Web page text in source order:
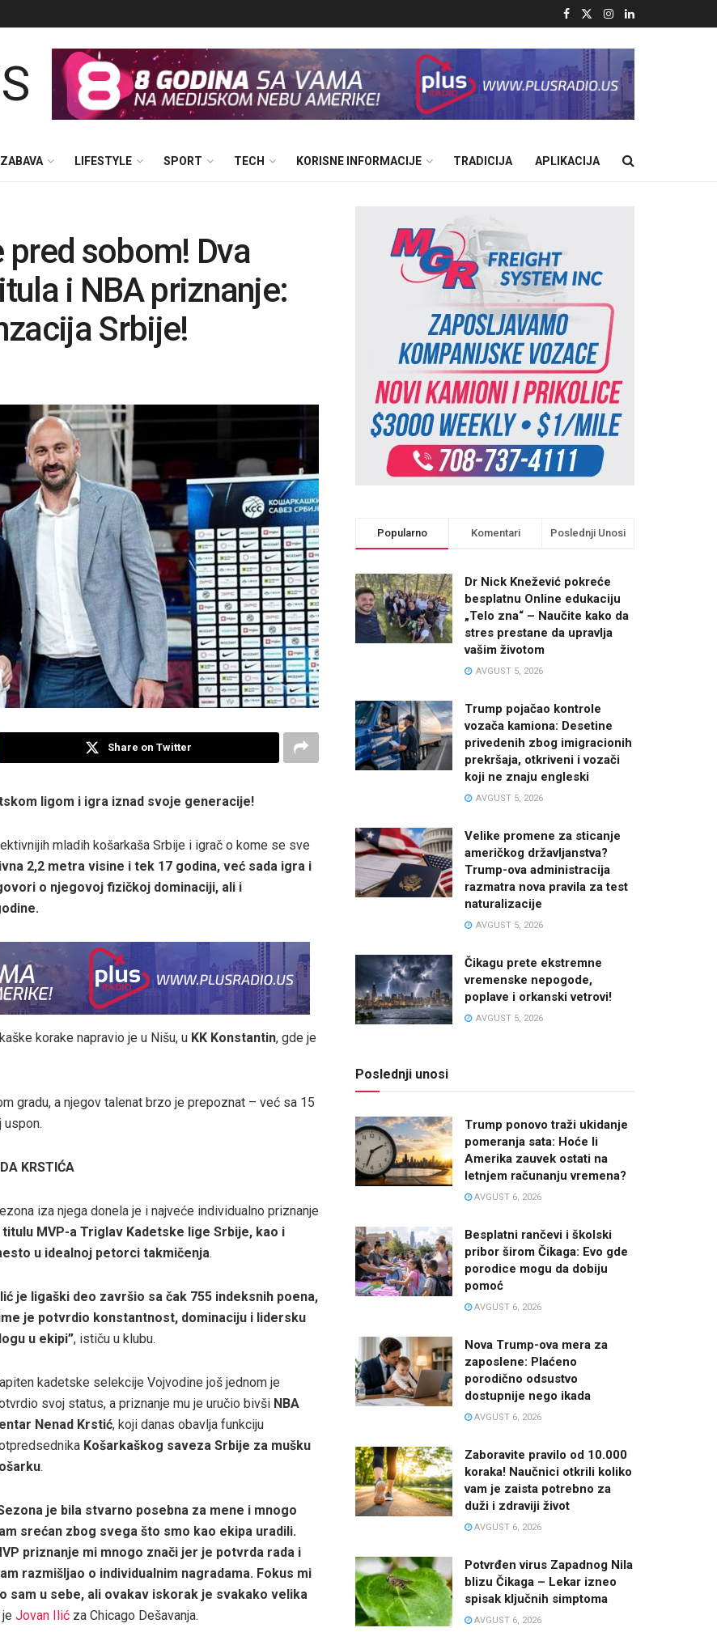
ZABAVA LIFESTYLE SPORT TECH KORISNE INFORMACIJE TRADICIJA APLIKACIJA
pred sobom! Dva
i NBA priznanje:
Srbije!
Share on Twitter
ligom i igra iznad svoje generacije!
mladih košarkaša Srbije i igrač o kome se sve
2,2 metra visine i tek 17 godina, već sada igra i
o njegovoj fizičkoj dominaciji, ali i
korake napravio je u Nišu, u KK Konstantin, gde je
gradu, a njegov talenat brzo je prepoznat – već sa 15
uspon.
KRSTIĆA
iza njega donela je i najveće individualno priznanje
titulu MVP-a Triglav Kadetske lige Srbije, kao i
u idealnoj petorci takmičenja.
je ligaški deo završio sa čak 755 indeksnih poena,
je potvrdio konstantnost, dominaciju i lidersku
u ekipi”, ističu u klubu.
kadetske selekcije Vojvodine još jednom je
svoj status, a priznanje mu je uručio bivši NBA
Nenad Krstić, koji danas obavlja funkciju
Košarkaškog saveza Srbije za mušku
.
je bila stvarno posebna za mene i mnogo
srećan zbog svega što smo kao ekipa uradili.
priznanje mi mnogo znači jer je potvrda rada i
razmišljao o individualnim nagradama. Fokus mi
sam u sebe, ali ovakav iskorak je svakako velika
Jovan Ilić za Chicago Dešavanja.
Popularno Komentari Poslednji Unosi
Dr Nick Knežević pokreće
besplatnu Online edukaciju
„Telo zna“ – Naučite kako da
stres prestane da upravlja
vašim životom
AVGUST 5, 2026
Trump pojačao kontrole
vozača kamiona: Desetine
privedenih zbog imigracionih
prekršaja, otkriveni i vozači
koji ne znaju engleski
AVGUST 5, 2026
Velike promene za sticanje
američkog državljanstva?
Trump-ova administracija
razmatra nova pravila za test
naturalizacije
AVGUST 5, 2026
Čikagu prete ekstremne
vremenske nepogode,
poplave i orkanski vetrovi!
AVGUST 5, 2026
Poslednji unosi
Trump ponovo traži ukidanje
pomeranja sata: Hoće li
Amerika zauvek ostati na
letnjem računanju vremena?
AVGUST 6, 2026
Besplatni rančevi i školski
pribor širom Čikaga: Evo gde
porodice mogu da dobiju
pomoć
AVGUST 6, 2026
Nova Trump-ova mera za
zaposlene: Plaćeno
porodično odsustvo
dostupnije nego ikada
AVGUST 6, 2026
Zaboravite pravilo od 10.000
koraka! Naučnici otkrili koliko
vam je zaista potrebno za
duži i zdraviji život
AVGUST 6, 2026
Potvrđen virus Zapadnog Nila
blizu Čikaga – Lekar izneo
spisak ključnih simptoma
AVGUST 6, 2026